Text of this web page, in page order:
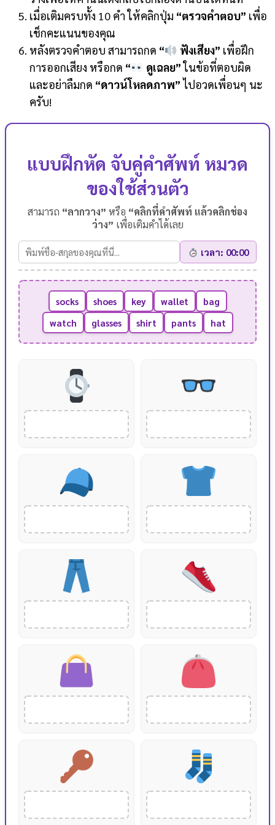
เมื่อเติมครบทั้ง 10 คำ ให้คลิกปุ่ม “ตรวจคำตอบ” เพื่อ
เช็กคะแนนของคุณ
หลังตรวจคำตอบ สามารถกด “ ฟังเสียง” เพื่อฝึก
การออกเสียง หรือกด “ ดูเฉลย”ในข้อที่ตอบผิด
และอย่าลืมกด “ดาวน์โหลดภาพ” ไปอวดเพื่อนๆ นะ
ครับ!
แบบฝึกหัด จับคู่คำศัพท์ หมวด
ของใช้ส่วนตัว
สามารถ “ลากวาง” หรือ “คลิกที่คำศัพท์ แล้วคลิกช่อง
ว่าง” เพื่อเติมคำได้เลย
เวลา: 00:00
socks shoes key wallet
bag
watch
glasses shirt pants hat